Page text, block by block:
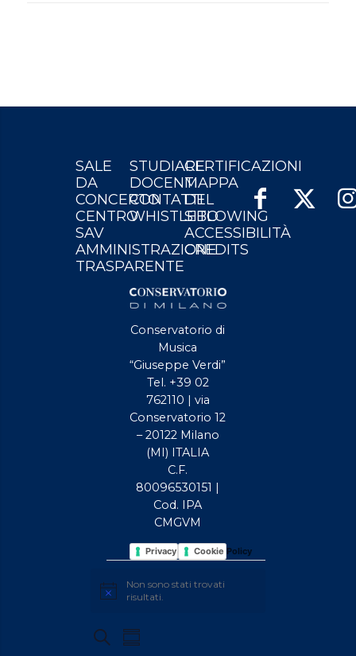
SALE
DA
CONCERTO
CENTRO
SAV
AMMINISTRAZIONE
TRASPARENTE
STUDIARE
DOCENTI
CONTATTI
WHISTLEBLOWING
CERTIFICAZIONI
MAPPA
DEL
SITO
ACCESSIBILITÀ
CREDITS
Conservatorio di
Musica
“Giuseppe Verdi”
Tel. +39 02
762110 | via
Conservatorio 12
– 20122 Milano
(MI) ITALIA
C.F.
80096530151 |
Cod. IPA
CMGVM
Privacy PolicyCookie Policy
EVENTI
Avviso
Non sono stati trovati
risultati.
EVENTI
CercaEvento
Sommario